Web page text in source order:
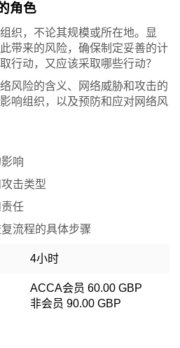
角色
织，不论其规模或所在地。显
带来的风险，确保制定妥善的计
行动，又应该采取哪些行动？
风险的含义、网络威胁和攻击的
响组织，以及预防和应对网络风
响
击类型
任
流程的具体步骤
4小时
ACCA会员 60.00 GBP
非会员 90.00 GBP